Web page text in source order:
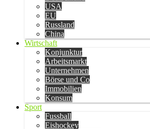
USA
EU
Russland
China
Wirtschaft
Konjunktur
Arbeitsmarkt
Unternehmen
Börse und Co
Immobilien
Konsum
Sport
Fussball
Eishockey